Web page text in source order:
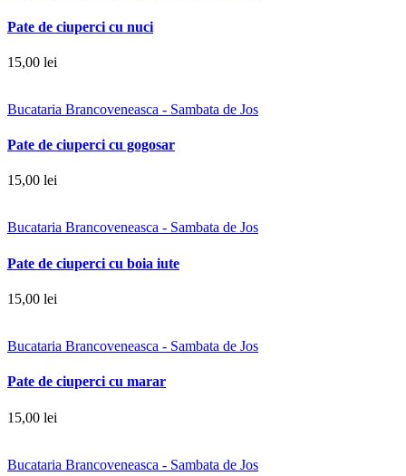
Pate de ciuperci cu nuci
15,00 lei
Bucataria Brancoveneasca - Sambata de Jos
Pate de ciuperci cu gogosar
15,00 lei
Bucataria Brancoveneasca - Sambata de Jos
Pate de ciuperci cu boia iute
15,00 lei
Bucataria Brancoveneasca - Sambata de Jos
Pate de ciuperci cu marar
15,00 lei
Bucataria Brancoveneasca - Sambata de Jos